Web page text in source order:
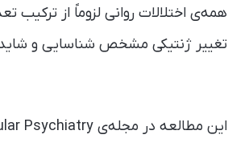
همه‌ی اختلالات روانی لزوماً از ترکیب
تغییر ژنتیکی مشخص شناسایی و
این مطالعه در مجله‌ی Molecular Psychiatry منتشر شده است.